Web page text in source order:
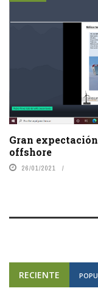
Gran
offshore
26/01/2021
RECIENTE